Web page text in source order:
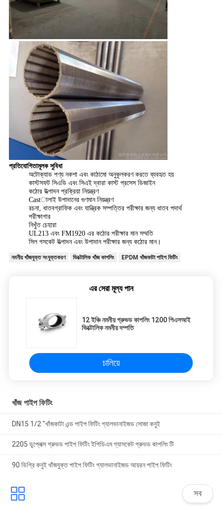
প্রতিযোগিতামূলক সুবিধা
অটোক্যাড পণ্য নকশা এবং কাঠামো অনুকূলকরণ করতে ব্যবহৃত হয়
কাস্টসফট সিএডি এবং সিএই দ্বারা কাস্ট প্রসেস ডিজাইন
কঠোর উত্পাদন প্রক্রিয়া নিয়ন্ত্রণ
Castালাই উপাদানের গুণমান নিয়ন্ত্রণ
রচনা, ধাতবগ্রাফিক এবং যান্ত্রিক সম্পত্তির পরীক্ষার জন্য ধাতব পদার্থ
পরীক্ষাগার
নিখুঁত চেহারা
UL213 এবং FM1920 এর কঠোর পরীক্ষার মান সম্মতি
সিল গসকেট উত্পাদন এবং উপাদান পরীক্ষার জন্য কঠোর মান।
নমনীয় খাঁজযুক্ত সংযুক্তকরণ ভিক্টোলিক খাঁজ কাপলিং EPDM খাঁজকাটা পাইপ ফিটিং
এর সেরা মূল্য পান
12 ইঞ্চি নমনীয় গ্রুভড কাপলিং 1200 পিএসআই
ভিক্টোলিক নমনীয় দম্পতি
চালিয়ে
খাঁজ পাইপ ফিটিং
DN15 1/2 "খাঁজকাটা এন্ড পাইপ ফিটিং গ্যালভানাইজড সোজা কনুই
2205 ডুপ্লেক্স গ্রুভড পাইপ ফিটিং ইপিডিএম গ্যাসকেট গ্রুভড কাপলিং টি
90 ডিগ্রি কনুই খাঁজযুক্ত পাইপ ফিটিং গ্যালভানাইজড আয়রন পাইপ ফিটিং
সব